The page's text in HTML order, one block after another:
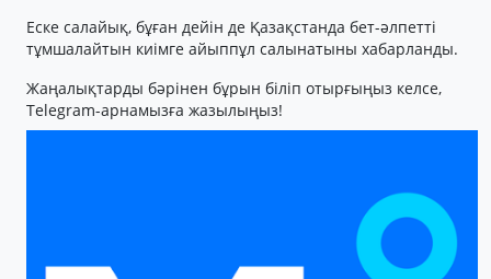
Еске салайық, бұған дейін де Қазақстанда бет-әлпетті
тұмшалайтын киімге айыппұл салынатыны хабарланды.
Жаңалықтарды бәрінен бұрын біліп отырғыңыз келсе,
Telegram-арнамызға жазылыңыз!